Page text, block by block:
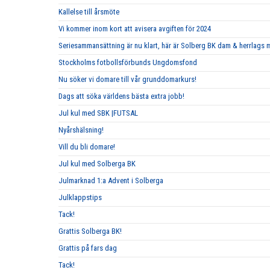
Kallelse till årsmöte
Vi kommer inom kort att avisera avgiften för 2024
Seriesammansättning är nu klart, här är Solberg BK dam & herrlags
Stockholms fotbollsförbunds Ungdomsfond
Nu söker vi domare till vår grunddomarkurs!
Dags att söka världens bästa extra jobb!
Jul kul med SBK |FUTSAL
Nyårshälsning!
Vill du bli domare!
Jul kul med Solberga BK
Julmarknad 1:a Advent i Solberga
Julklappstips
Tack!
Grattis Solberga BK!
Grattis på fars dag
Tack!